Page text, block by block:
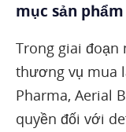
mục sản phẩm
Trong giai đoạn
thương vụ mua
Pharma, Aerial
quyền đối với